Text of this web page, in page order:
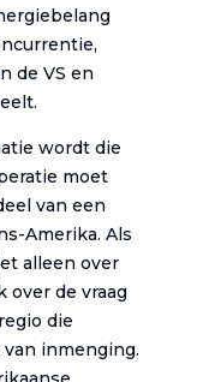
de VS en
wordt die
moet
van een
Amerika. Als
alleen over
over de vraag
die
inmenging.